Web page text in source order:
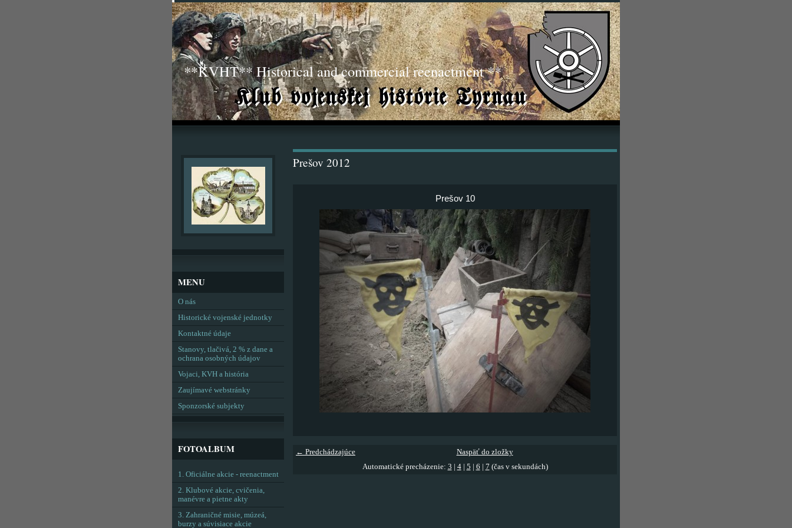
**KVHT** Historical and commercial reenactment **
Prešov 2012
Prešov 10
← Predchádzajúce
Naspäť do zložky
Automatické precházenie: 3 4| 5 6 7 (čas v sekundách)
MENU
O nás
Historické vojenské jednotky
Kontaktné údaje
Stanovy, tlačivá, 2 % z dane a
ochrana osobných údajov
Vojaci, KVH a história
Zaujímavé webstránky
Sponzorské subjekty
FOTOALBUM
1. Oficiálne akcie - reenactment
2. Klubové akcie, cvičenia,
manévre a pietne akty
3. Zahraničné misie, múzeá,
burzy a súvisiace akcie